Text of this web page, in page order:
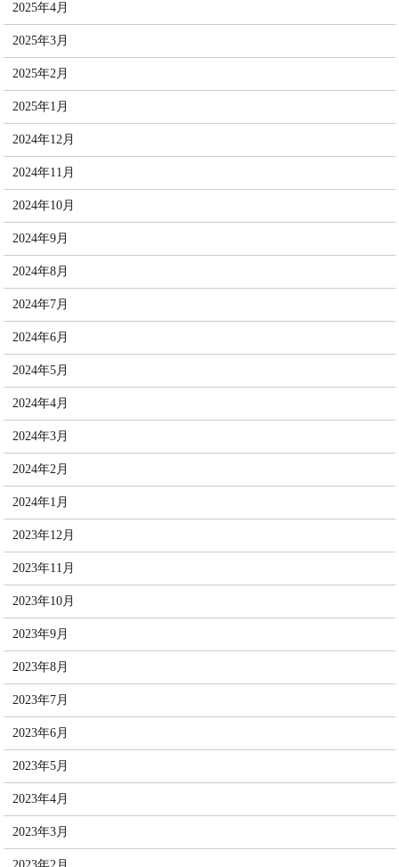
2025年4月
2025年3月
2025年2月
2025年1月
2024年12月
2024年11月
2024年10月
2024年9月
2024年8月
2024年7月
2024年6月
2024年5月
2024年4月
2024年3月
2024年2月
2024年1月
2023年12月
2023年11月
2023年10月
2023年9月
2023年8月
2023年7月
2023年6月
2023年5月
2023年4月
2023年3月